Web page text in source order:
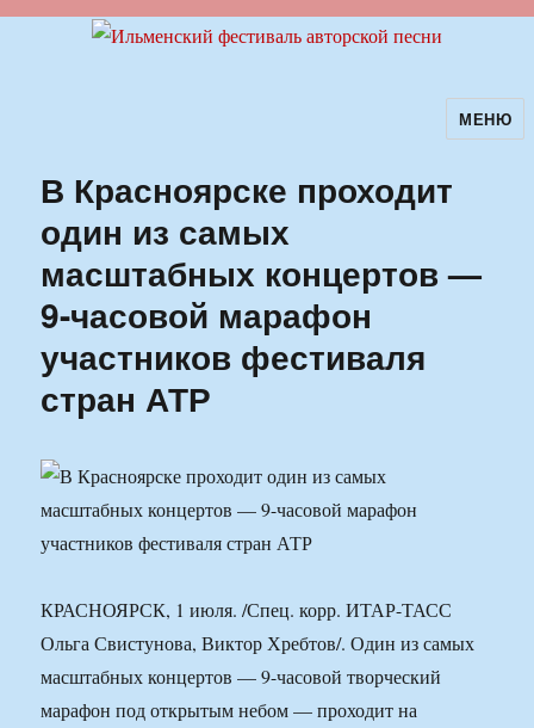
Ильменский фестиваль авторскойМЕНЮ
В Красноярске проходит
один из самых
масштабных концертов —
9-часовой марафон
участников фестиваля
стран АТР
КРАСНОЯРСК, 1 июля. /Спец. корр. ИТАР-ТАСС
Ольга Свистунова, Виктор Хребтов/. Один из самых
масштабных концертов — 9-часовой творческий
марафон под открытым небом — проходит на